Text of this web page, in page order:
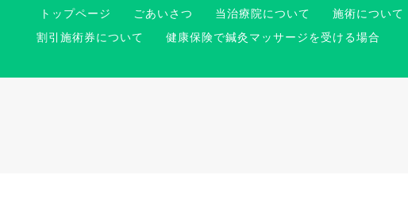
トップページ ごあいさつ 当治療院について 施術について
割引施術券について
健康保険で鍼灸マッサージを受ける場合